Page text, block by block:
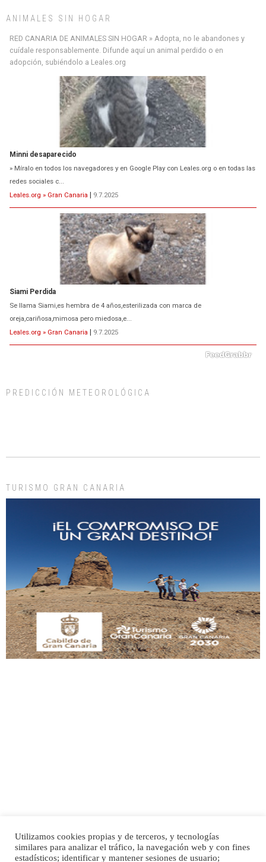
ANIMALES SIN HOGAR
RED CANARIA DE ANIMALES SIN HOGAR » Adopta, no le abandones y
cuídale responsablemente. Difunde aquí un animal perdido o en
adopción, subiéndolo a Leales.org
Minni desaparecido
» Míralo en todos los navegadores y en Google Play con Leales.org o en todas las
redes sociales c...
Leales.org » Gran Canaria | 9.7.2025
Siami Perdida
Se llama Siami,es hembra de 4 años,esterilizada con marca de
oreja,cariñosa,mimosa pero miedosa,e...
Leales.org » Gran Canaria | 9.7.2025
días, ella incluida...
Gato manso encontrado
Este gato macho ha aparecido en la calle hace menos de un mes, es muy
manso y extremadamente cari...
Leales.org » Gran Canaria | 9.7.2025
SHIBA PERDIDO AVDA JOSE MESA Y LOPEZ
PERRO MACHO RAZA SHIBA CON MICROCHIP PERDIDO HOY 06/07/2025 ZONA
PREDICCIÓN METEOROLÓGICA
TURISMO GRAN CANARIA
Utilizamos cookies propias y de terceros, y tecnologías
similares para analizar el tráfico, la navegación web y con fines
estadísticos; identificar y mantener sesiones de usuario;